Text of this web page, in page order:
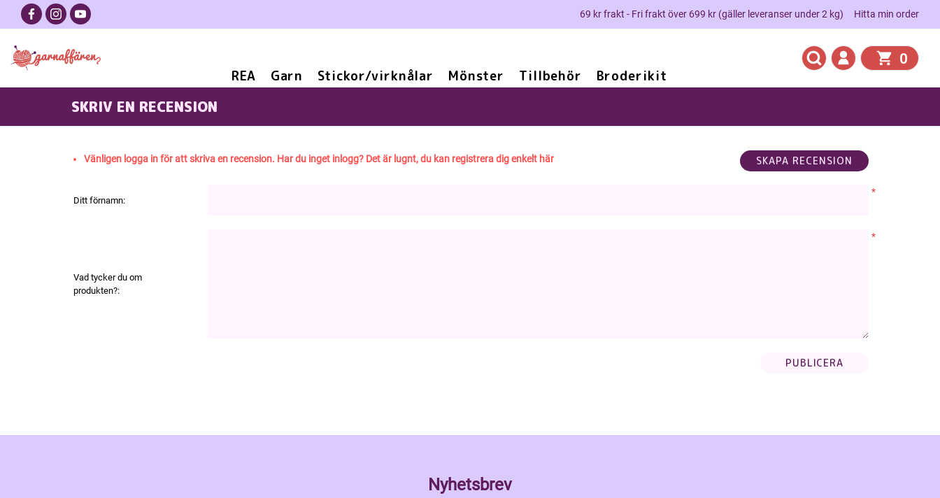
69 kr frakt - Fri frakt över 699 kr (gäller leveranser under 2 kg) Hitta min order
REA Garn Stickor/virknålar Mönster Tillbehör Broderikit
0
SKRIV EN RECENSION
Vänligen logga in för att skriva en recension. Har du inget inlogg? Det är lugnt, du kan registrera dig enkelt här
Ditt förnamn:
*
Vad tycker du om
produkten?:
*
Nyhetsbrev